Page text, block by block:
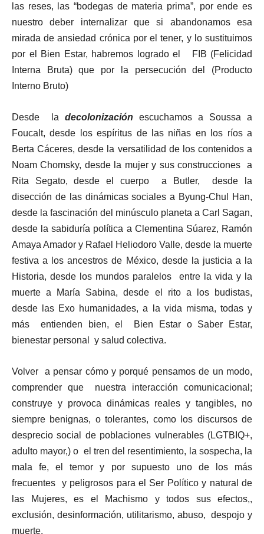
las reses, las “bodegas de materia prima”, por ende es
nuestro deber internalizar que si abandonamos esa
mirada de ansiedad crónica por el tener, y lo sustituimos
por el Bien Estar, habremos logrado el FIB (Felicidad
Interna Bruta) que por la persecución del (Producto
Interno Bruto)
Desde la decolonización escuchamos a Soussa a
Foucalt, desde los espíritus de las niñas en los ríos a
Berta Cáceres, desde la versatilidad de los contenidos a
Noam Chomsky, desde la mujer y sus construcciones a
Rita Segato, desde el cuerpo a Butler, desde la
disección de las dinámicas sociales a Byung-Chul Han,
desde la fascinación del minúsculo planeta a Carl Sagan,
desde la sabiduría política a Clementina Súarez, Ramón
Amaya Amador y Rafael Heliodoro Valle, desde la muerte
festiva a los ancestros de México, desde la justicia a la
Historia, desde los mundos paralelos entre la vida y la
muerte a María Sabina, desde el rito a los budistas,
desde las Exo humanidades, a la vida misma, todas y
más entienden bien, el Bien Estar o Saber Estar,
bienestar personal y salud colectiva.
Volver a pensar cómo y porqué pensamos de un modo,
comprender que nuestra interacción comunicacional;
construye y provoca dinámicas reales y tangibles, no
siempre benignas, o tolerantes, como los discursos de
desprecio social de poblaciones vulnerables (LGTBIQ+,
adulto mayor,) o el tren del resentimiento, la sospecha, la
mala fe, el temor y por supuesto uno de los más
frecuentes y peligrosos para el Ser Político y natural de
las Mujeres, es el Machismo y todos sus efectos,,
exclusión, desinformación, utilitarismo, abuso, despojo y
muerte.